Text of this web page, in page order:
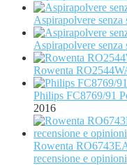
Aspirapolvere senza
Aspirapolvere senza
Rowenta
Philips FC8769/91
2016
Rowenta
recensione e opinioni